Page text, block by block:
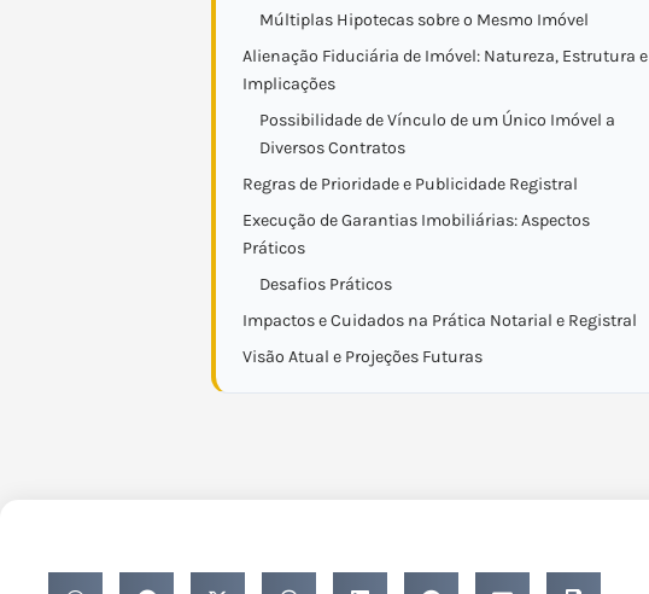
Múltiplas Hipotecas sobre o Mesmo Imóvel
Alienação Fiduciária de Imóvel: Natureza, Estrutura e
Implicações
Possibilidade de Vínculo de um Único Imóvel a
Diversos Contratos
Regras de Prioridade e Publicidade Registral
Execução de Garantias Imobiliárias: Aspectos
Práticos
Desafios Práticos
Impactos e Cuidados na Prática Notarial e Registral
Visão Atual e Projeções Futuras